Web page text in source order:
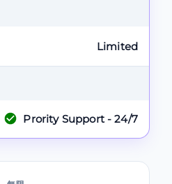
Limited
Prority Support - 24/7